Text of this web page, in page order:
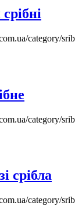
category/
category/
срібла
category/